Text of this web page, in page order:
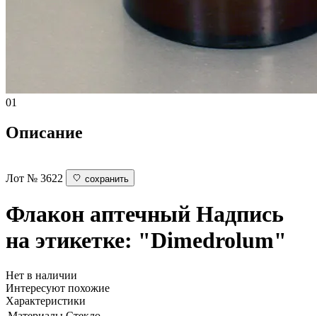
01
Описание
Лот № 3622 сохранить
Флакон аптечный Надпись
на этикетке: "Dimedrolum"
Нет в наличии
Интересуют похожие
Характеристики